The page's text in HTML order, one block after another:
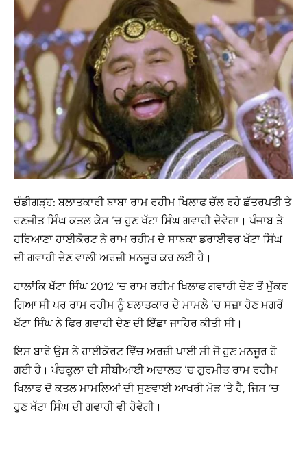
ਚੰਡੀਗੜ੍ਹ: ਬਲਾਤਕਾਰੀ ਬਾਬਾ ਰਾਮ ਰਹੀਮ ਖਿਲਾਫ ਚੱਲ ਰਹੇ ਛੱਤਰਪਤੀ ਤੇ
ਰਣਜੀਤ ਸਿੰਘ ਕਤਲ ਕੇਸ ‘ਚ ਹੁਣ ਖੱਟਾ ਸਿੰਘ ਗਵਾਹੀ ਦੇਵੇਗਾ। ਪੰਜਾਬ ਤੇ
ਹਰਿਆਣਾ ਹਾਈਕੋਰਟ ਨੇ ਰਾਮ ਰਹੀਮ ਦੇ ਸਾਬਕਾ ਡਰਾਈਵਰ ਖੱਟਾ ਸਿੰਘ
ਦੀ ਗਵਾਹੀ ਦੇਣ ਵਾਲੀ ਅਰਜ਼ੀ ਮਨਜ਼ੂਰ ਕਰ ਲਈ ਹੈ।
ਹਾਲਾਂਕਿ ਖੱਟਾ ਸਿੰਘ 2012 ‘ਚ ਰਾਮ ਰਹੀਮ ਖਿਲਾਫ ਗਵਾਹੀ ਦੇਣ ਤੋਂ ਮੁੱਕਰ
ਗਿਆ ਸੀ ਪਰ ਰਾਮ ਰਹੀਮ ਨੂੰ ਬਲਾਤਕਾਰ ਦੇ ਮਾਮਲੇ ‘ਚ ਸਜ਼ਾ ਹੋਣ ਮਗਰੋਂ
ਖੱਟਾ ਸਿੰਘ ਨੇ ਫਿਰ ਗਵਾਹੀ ਦੇਣ ਦੀ ਇੱਛਾ ਜਾਹਿਰ ਕੀਤੀ ਸੀ।
ਇਸ ਬਾਰੇ ਉਸ ਨੇ ਹਾਈਕੋਰਟ ਵਿੱਚ ਅਰਜ਼ੀ ਪਾਈ ਸੀ ਜੋ ਹੁਣ ਮਨਜੂਰ ਹੋ
ਗਈ ਹੈ। ਪੰਚਕੂਲਾ ਦੀ ਸੀਬੀਆਈ ਅਦਾਲਤ ‘ਚ ਗੁਰਮੀਤ ਰਾਮ ਰਹੀਮ
ਖਿਲਾਫ ਦੋ ਕਤਲ ਮਾਮਲਿਆਂ ਦੀ ਸੁਣਵਾਈ ਆਖਰੀ ਮੋੜ ‘ਤੇ ਹੈ, ਜਿਸ ‘ਚ
ਹੁਣ ਖੱਟਾ ਸਿੰਘ ਦੀ ਗਵਾਹੀ ਵੀ ਹੋਵੇਗੀ।